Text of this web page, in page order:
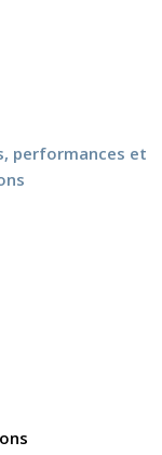
performances et